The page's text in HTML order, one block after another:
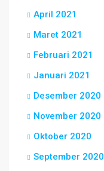
April 2021
Maret 2021
Februari 2021
Januari 2021
Desember 2020
November 2020
Oktober 2020
September 2020